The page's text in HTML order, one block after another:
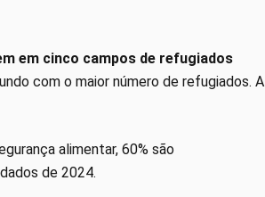
em cinco campos de refugiados
com o maior número de refugiados. A
alimentar, 60% são
de 2024.